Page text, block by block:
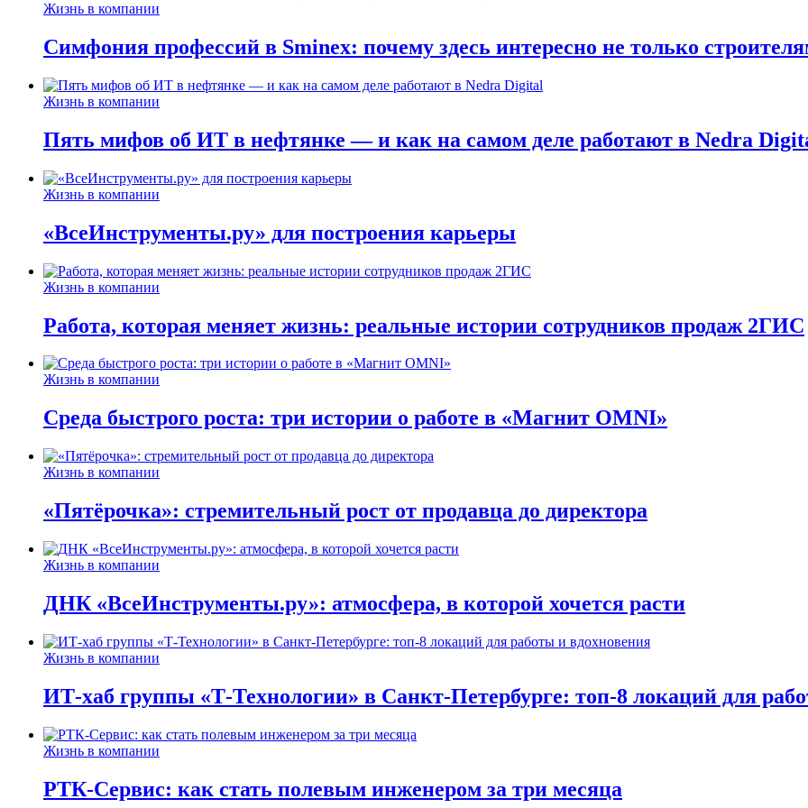
Жизнь в компании
Симфония профессий в Sminex: почему здесь интересно не только
Жизнь в компании
Пять мифов об ИТ в нефтянке — и как на самом деле работают в Nedra
Жизнь в компании
«ВсеИнструменты.ру» для построения карьеры
Жизнь в компании
Работа, которая меняет жизнь: реальные истории сотрудников продаж 2ГИС
Жизнь в компании
Среда быстрого роста: три истории о работе в «Магнит OMNI»
Жизнь в компании
«Пятёрочка»: стремительный рост от продавца до директора
Жизнь в компании
ДНК «ВсеИнструменты.ру»: атмосфера, в которой хочется расти
Жизнь в компании
ИТ-хаб группы «Т-Технологии» в Санкт-Петербурге: топ-8 локаций для
Жизнь в компании
РТК-Сервис: как стать полевым инженером за три месяца